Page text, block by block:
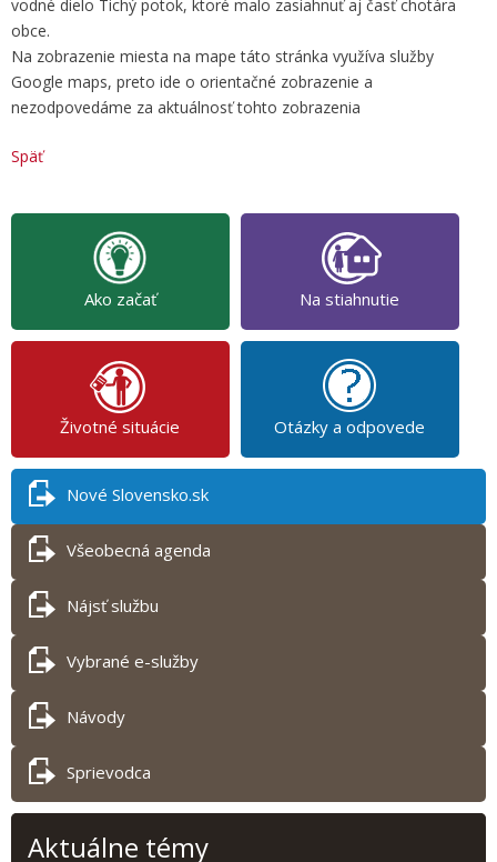
vodné dielo Tichý potok, ktoré malo zasiahnuť aj časť chotára
obce.
Na zobrazenie miesta na mape táto stránka využíva služby
Google maps, preto ide o orientačné zobrazenie a
nezodpovedáme za aktuálnosť tohto zobrazenia
Späť
Ako začať Na stiahnutie
Životné situácie Otázky a odpovede
Nové Slovensko.sk
Všeobecná agenda
Nájsť službu
Vybrané e-služby
Návody
Sprievodca
Aktuálne témy